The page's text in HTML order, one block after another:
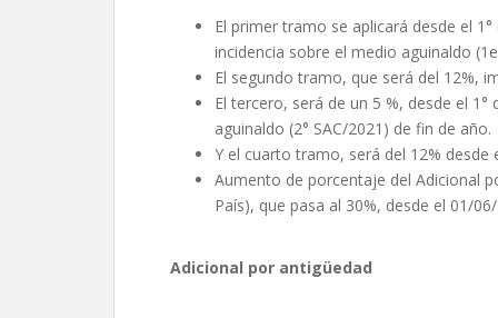
El primer tramo se aplicará desde el
incidencia sobre el medio aguinaldo
El segundo tramo, que será del 12%,
El tercero, será de un 5 %, desde el
aguinaldo (2° SAC/2021) de fin de año.
Y el cuarto tramo, será del 12% desde
Aumento de porcentaje del Adicional
País), que pasa al 30%, desde el 01/
Adicional por antigüedad